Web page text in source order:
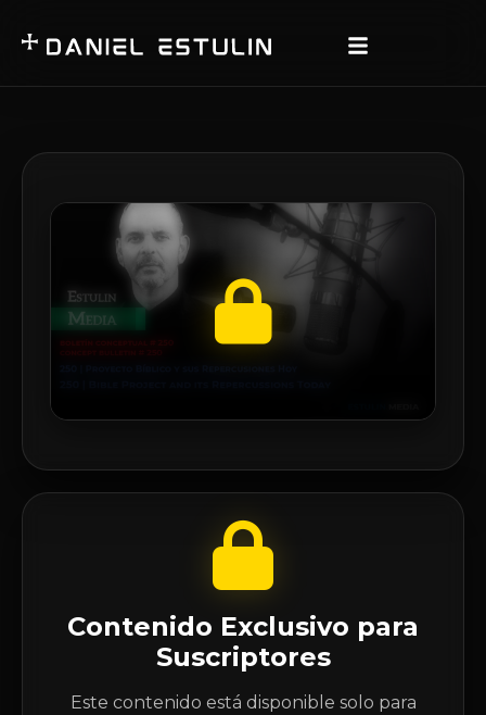
Contenido Exclusivo para
Suscriptores
Este contenido está disponible solo para